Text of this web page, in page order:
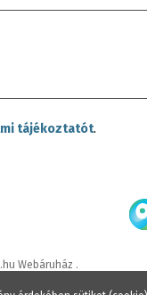
tájékoztatót.
Webáruház .